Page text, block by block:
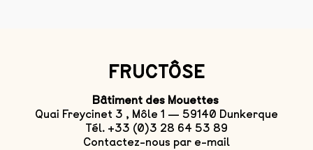
FRUCTÔSE
Bâtiment des Mouettes
Quai Freycinet 3 , Môle 1 — 59140 Dunkerque
Tél. +33 (0)3 28 64 53 89
Contactez-nous par e-mail